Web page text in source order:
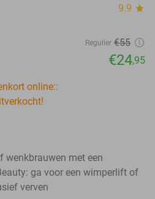
9.9 star
Regulier €55
€24,95
online::
wenkbrauwen met een
ga voor een wimperlift of
verven